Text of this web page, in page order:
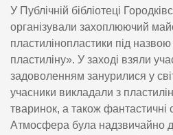
У Публічній бібліотеці
організували захоплюючий
пластилінопластики під
пластиліну». У заході взяли
задоволенням занурилися у
учасники викладали з
тваринок, а також фантастичні
Атмосфера була надзвичайно